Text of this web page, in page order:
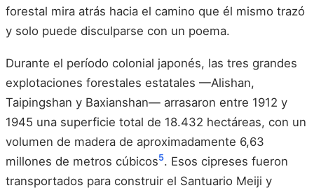
forestal mira atrás hacia el camino que él mismo trazó
y solo puede disculparse con un poema.
Durante el período colonial japonés, las tres grandes
explotaciones forestales estatales —Alishan,
Taipingshan y Baxianshan— arrasaron entre 1912 y
1945 una superficie total de 18.432 hectáreas, con un
volumen de madera de aproximadamente 6,63
millones de metros cúbicos5. Esos cipreses fueron
transportados para construir el Santuario Meiji y